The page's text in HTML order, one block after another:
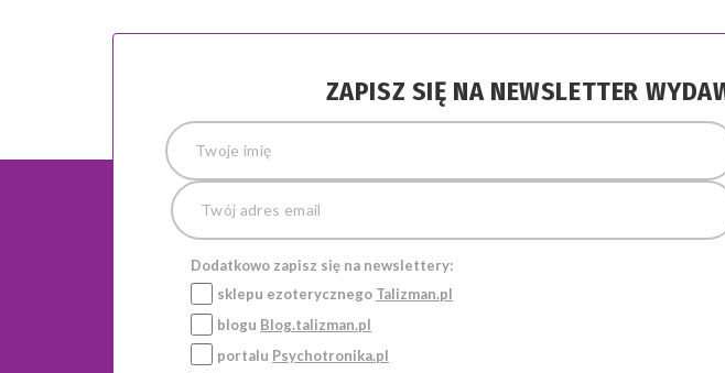
ZAPISZ SIĘ NA NEWSLETTER
Dodatkowo zapisz się na newslettery:
sklepu ezoterycznego Talizman.pl
blogu Blog.talizman.pl
portalu Psychotronika.pl